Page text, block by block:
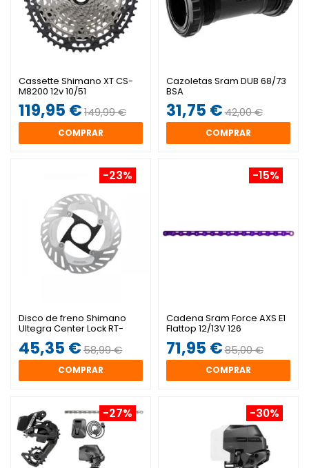
Cassette Shimano XT CS-
M8200 12v 10/51
119,95 €149,99 €
COMPRAR
Cazoletas Sram DUB 68/73
BSA
31,75 €42,00 €
COMPRAR
-23%
Disco de freno Shimano
Ultegra Center Lock RT-
CL800 IceTechFreeza
45,35 €58,99 €
COMPRAR
-15%
Cadena Sram Force AXS E1
Flattop 12/13V 126
eslabones
71,95 €85,00 €
COMPRAR
-27% -30%